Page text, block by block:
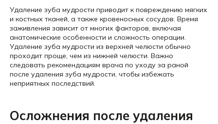
Удаление зуба мудрости приводит к повреждению мягких
и костных тканей, а также кровеносных сосудов. Время
заживления зависит от многих факторов, включая
анатомические особенности и сложность операции.
Удаление зуба мудрости из верхней челюсти обычно
проходит проще, чем из нижней челюсти. Важно
следовать рекомендациям врача по уходу за раной
после удаления зуба мудрости, чтобы избежать
неприятных последствий.
Осложнения после удаления